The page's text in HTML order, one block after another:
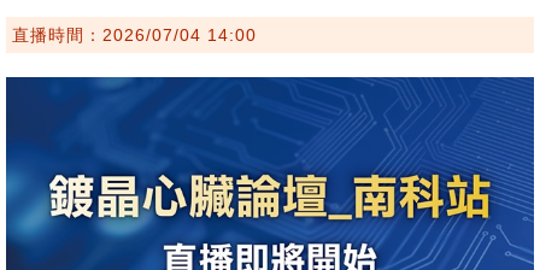
直播時間：2026/07/04 14:00